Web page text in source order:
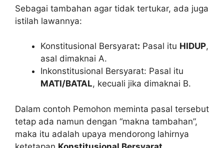
Sebagai tambahan agar tidak tertukar, ada juga
istilah lawannya:
Konstitusional Bersyarat: Pasal itu HIDUP,
asal dimaknai A.
Inkonstitusional Bersyarat: Pasal itu
MATI/BATAL, kecuali jika dimaknai B.
Dalam contoh Pemohon meminta pasal tersebut
tetap ada namun dengan “makna tambahan”,
maka itu adalah upaya mendorong lahirnya